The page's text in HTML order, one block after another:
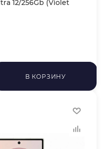
12/256Gb (Violet
В КОРЗИНУ